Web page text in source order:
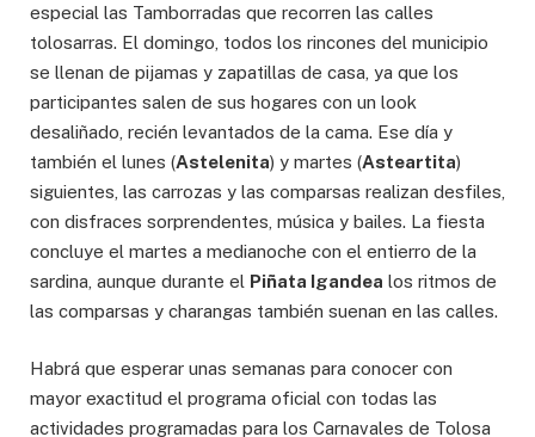
especial las Tamborradas que recorren las calles
tolosarras. El domingo, todos los rincones del municipio
se llenan de pijamas y zapatillas de casa, ya que los
participantes salen de sus hogares con un look
desaliñado, recién levantados de la cama. Ese día y
también el lunes (Astelenita) y martes (Asteartita)
siguientes, las carrozas y las comparsas realizan desfiles,
con disfraces sorprendentes, música y bailes. La fiesta
concluye el martes a medianoche con el entierro de la
sardina, aunque durante el Piñata Igandea los ritmos de
las comparsas y charangas también suenan en las calles.
Habrá que esperar unas semanas para conocer con
mayor exactitud el programa oficial con todas las
actividades programadas para los Carnavales de Tolosa